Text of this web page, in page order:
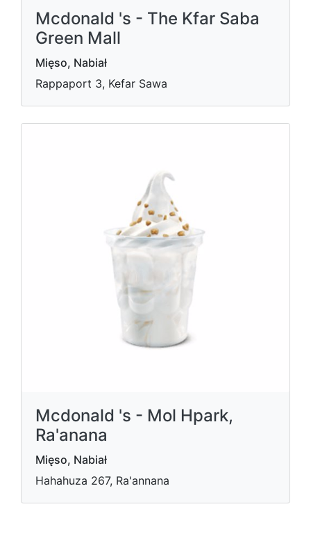
Mcdonald 's - The Kfar Saba
Green Mall
Mięso, Nabiał
Rappaport 3, Kefar Sawa
Mcdonald 's - Mol Hpark,
Ra'anana
Mięso, Nabiał
Hahahuza 267, Ra'annana